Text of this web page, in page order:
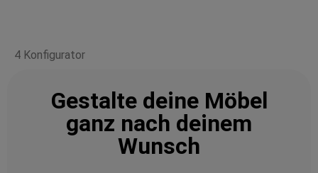
4 Konfigurator
Gestalte deine Möbel
ganz nach deinem
Wunsch